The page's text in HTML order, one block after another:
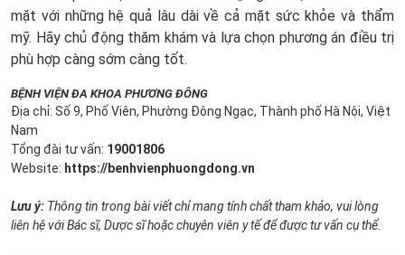
mặt với những hệ quả lâu dài về cả mặt sức khỏe và thẩm
mỹ. Hãy chủ động thăm khám và lựa chọn phương án điều trị
phù hợp càng sớm càng tốt.
BỆNH VIỆN ĐA KHOA PHƯƠNG ĐÔNG
Địa chỉ: Số 9, Phố Viên, Phường Đông Ngạc, Thành phố Hà Nội, Việt
Nam
Tổng đài tư vấn: 19001806
Website: https://benhvienphuongdong.vn
Lưu ý: Thông tin trong bài viết chỉ mang tính chất tham khảo, vui lòng
liên hệ với Bác sĩ, Dược sĩ hoặc chuyên viên y tế để được tư vấn cụ thể.